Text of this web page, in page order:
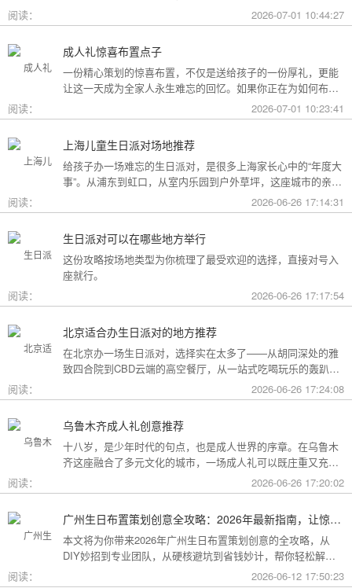
用构成参考，你可以看看哪种更贴合自己的情况。
阅读： 2026-07-01 10:44:27
成人礼惊喜布置点子
一份精心策划的惊喜布置，不仅是送给孩子的一份厚礼，更能
让这一天成为全家人永生难忘的回忆。如果你正在为如何布置
而头疼，不妨收下这份成人礼惊喜布置全攻略，从主题风格到
细节创意，帮你打造一场仪式感爆棚的成年盛典。
阅读： 2026-07-01 10:23:41
上海儿童生日派对场地推荐
给孩子办一场难忘的生日派对，是很多上海家长心中的“年度大
事”。从浦东到虹口，从室内乐园到户外草坪，这座城市的亲子
友好型场地选择越来越丰富。不过场地多了，选择也成了难
题。这份攻略按类型为你盘点了上海热门的儿童生日派对场
阅读： 2026-06-26 17:14:31
生日派对可以在哪些地方举行
这份攻略按场地类型为你梳理了最受欢迎的选择，直接对号入
座就行。
阅读：
2026-06-26 17:17:54
北京适合办生日派对的地方推荐
在北京办一场生日派对，选择实在太多了——从胡同深处的雅
致四合院到CBD云端的高空餐厅，从一站式吃喝玩乐的轰趴别
墅到充满野趣的京郊草坪。为了让你快速找到最心仪的那一
个，我把不同类型的场地分好了类，直接对号入座就行。
阅读： 2026-06-26 17:24:08
乌鲁木齐成人礼创意推荐
十八岁，是少年时代的句点，也是成人世界的序章。在乌鲁木
齐这座融合了多元文化的城市，一场成人礼可以既庄重又充满
创意。这份攻略为你梳理了从传统仪式到现代派对的多种可
能，希望能帮你找到最独特的那一种。
阅读： 2026-06-26 17:20:02
广州生日布置策划创意全攻略：2026年最新指南，让惊喜成为最难忘的记忆
本文将为你带来2026年广州生日布置策划创意的全攻略，从
DIY妙招到专业团队，从硬核避坑到省钱妙计，帮你轻松解锁
阅读： 2026-06-12 17:50:23